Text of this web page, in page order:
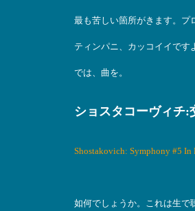
最も苦しい箇所がきます。プ
ティンパニ、カッコイイです
では、曲を。
ショスタコーヴィチ:
Shostakovich: Symphony #5
如何でしょうか。これは生で